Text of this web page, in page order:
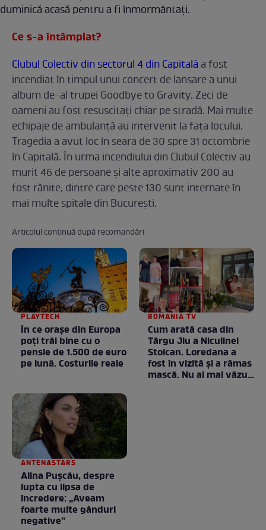
duminică acasă pentru a fi înmormântaţi.
Ce s-a întâmplat?
Clubul Colectiv din sectorul 4 din Capitalăa fost
incendiat în timpul unui concert de lansare a unui
album de-al trupei Goodbye to Gravity. Zeci de
oameni au fost resuscitaţi chiar pe stradă. Mai multe
echipaje de ambulanţă au intervenit la faţa locului.
Tragedia a avut loc în seara de 30 spre 31 octombrie
în Capitală. În urma incendiului din Clubul Colectiv au
murit 46 de persoane şi alte aproximativ 200 au
fost rănite, dintre care peste 130 sunt internate în
mai multe spitale din Bucureşti.
Articolul continuă după recomandări
PLAYTECH
În ce orașe din Europa
poți trăi bine cu o
pensie de 1.500 de euro
pe lună. Costurile reale
ROMANIA TV
Cum arată casa din
Târgu Jiu a Niculinei
Stoican. Loredana a
fost în vizită și a rămas
mască. Nu ai mai văzut
ANTENASTARS
Alina Pușcău, despre
lupta cu lipsa de
încredere: „Aveam
foarte multe gânduri
negative”